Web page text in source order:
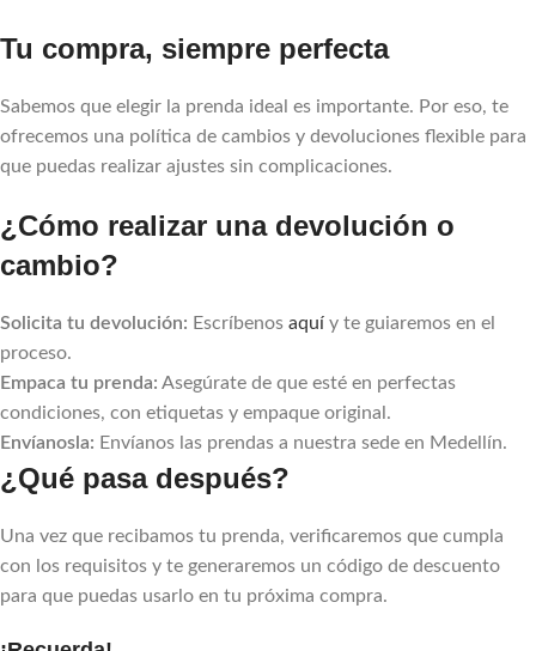
Tu compra, siempre perfecta
Sabemos que elegir la prenda ideal es importante. Por eso, te
ofrecemos una política de cambios y devoluciones flexible para
que puedas realizar ajustes sin complicaciones.
¿Cómo realizar una devolución o
cambio?
Solicita tu devolución: Escríbenos aquí y te guiaremos en el
proceso.
Empaca tu prenda: Asegúrate de que esté en perfectas
condiciones, con etiquetas y empaque original.
Envíanosla: Envíanos las prendas a nuestra sede en Medellín.
¿Qué pasa después?
Una vez que recibamos tu prenda, verificaremos que cumpla
con los requisitos y te generaremos un código de descuento
para que puedas usarlo en tu próxima compra.